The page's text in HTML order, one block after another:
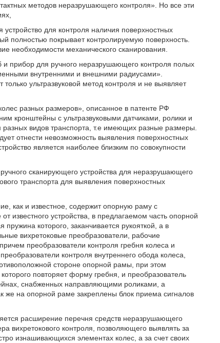
методов неразрушающего контроля». Но все эти
для контроля наличия поверхностных
полностью покрывает контролируемую поверхность.
необходимости механического сканирования.
и прибор для ручного неразрушающего контроля полых
внутренними и внешними радиусами».
ультразвуковой метод контроля и не выявляет
разных размеров», описанное в патенте РФ
кронштейны с ультразвуковыми датчиками, ролики и
видов транспорта, т.е имеющих разные размеры.
отнести невозможность выявления поверхностных
является наиболее близким по совокупности
сканирующего устройства для неразрушающего
транспорта для выявления поверхностных
как и известное, содержит опорную раму с
известного устройства, в предлагаемом часть опорной
которого, заканчивается рукояткой, а в
вихретоковые преобразователи, рабочие
преобразователи контроля гребня колеса и
контроля внутреннего обода колеса,
стороне опорной рамы, при этом
повторяет форму гребня, и преобразователь
снабженных направляющими роликами, а
же на опорной раме закреплены блок приема сигналов
расширение перечня средств неразрушающего
вихретокового контроля, позволяющего выявлять за
изнашивающихся элементах колес, а за счет своих